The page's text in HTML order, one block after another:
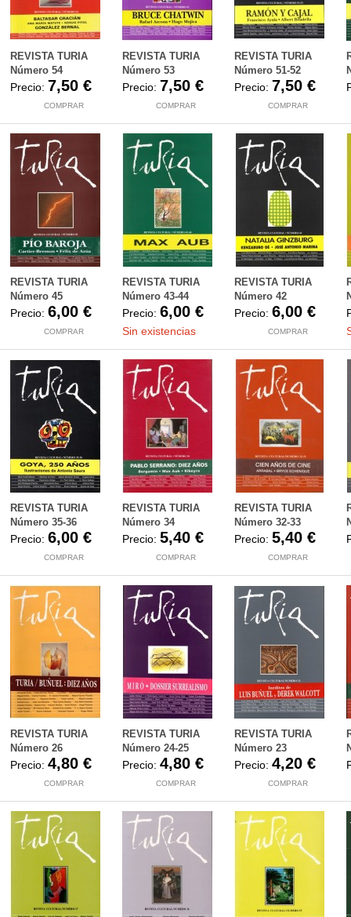
REVISTA TURIA
Número 54
Precio: 7,50 €
COMPRAR
REVISTA TURIA
Número 53
Precio: 7,50 €
COMPRAR
REVISTA TURIA
Número 51-52
Precio: 7,50 €
COMPRAR
REVISTA TURIA
Número 45
Precio: 6,00 €
COMPRAR
REVISTA TURIA
Número 43-44
Precio: 6,00 €
Sin existencias
REVISTA TURIA
Número 42
Precio: 6,00 €
COMPRAR
REVISTA TURIA
Número 35-36
Precio: 6,00 €
COMPRAR
REVISTA TURIA
Número 34
Precio: 5,40 €
COMPRAR
REVISTA TURIA
Número 32-33
Precio: 5,40 €
COMPRAR
REVISTA TURIA
Número 26
Precio: 4,80 €
COMPRAR
REVISTA TURIA
Número 24-25
Precio: 4,80 €
COMPRAR
REVISTA TURIA
Número 23
Precio: 4,20 €
COMPRAR